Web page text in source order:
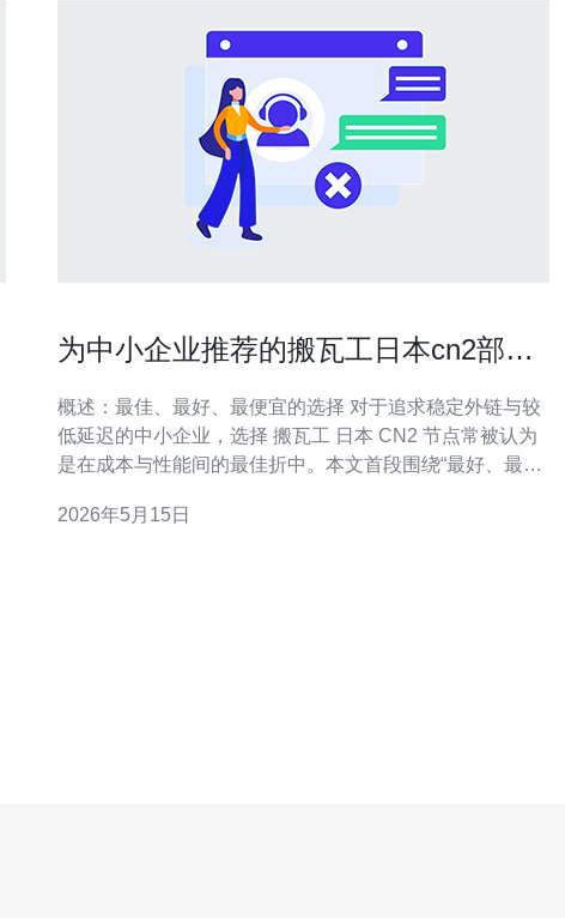
为中小企业推荐的搬瓦工日本cn2部署
概述：最佳、最好、最便宜的选择 对于追求稳定外链与较
低延迟的中小企业，选择 搬瓦工 日本 CN2 节点常被认为
是在成本与性能间的最佳折中。本文首段围绕“最好、最
或更高带宽；若追求性价比，则可选择 CN2 GT 或 CN2
2026年5月15日